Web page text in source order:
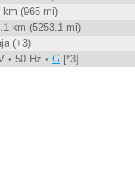
km (965 mi)
km (5253.1 mi)
(+3)
• 50 Hz • G [*3]